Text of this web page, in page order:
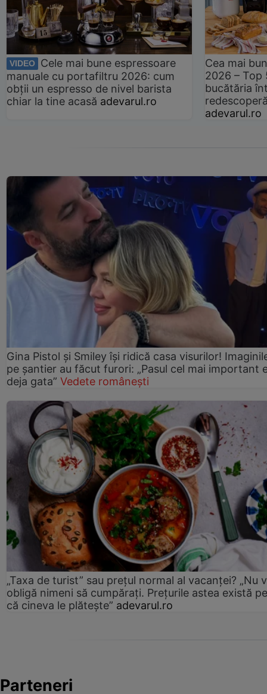
VIDEO
Cele mai bune espressoare
manuale cu portafiltru 2026: cum
obții un espresso de nivel barista
chiar la tine acasă adevarul.ro
Cea mai
2026 –
bucătăria
adevarul.ro
Gina Pistol și Smiley își ridică casa visurilor!
pe șantier au făcut furori: „Pasul cel mai important
deja gata” Vedete românești
„Taxa de turist” sau prețul normal al vacanței? „Nu
obligă nimeni să cumpărați. Prețurile astea există
că cineva le plătește” adevarul.ro
Parteneri